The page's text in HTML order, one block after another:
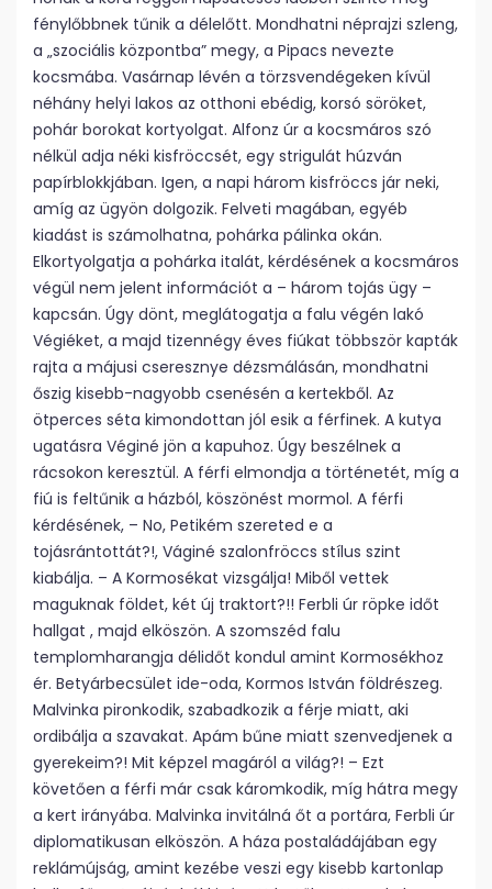
fénylőbbnek tűnik a délelőtt. Mondhatni néprajzi szleng,
a „szociális központba” megy, a Pipacs nevezte
kocsmába. Vasárnap lévén a törzsvendégeken kívül
néhány helyi lakos az otthoni ebédig, korsó söröket,
pohár borokat kortyolgat. Alfonz úr a kocsmáros szó
nélkül adja néki kisfröccsét, egy strigulát húzván
papírblokkjában. Igen, a napi három kisfröccs jár neki,
amíg az ügyön dolgozik. Felveti magában, egyéb
kiadást is számolhatna, pohárka pálinka okán.
Elkortyolgatja a pohárka italát, kérdésének a kocsmáros
végül nem jelent információt a – három tojás ügy –
kapcsán. Úgy dönt, meglátogatja a falu végén lakó
Végiéket, a majd tizennégy éves fiúkat többször kapták
rajta a májusi cseresznye dézsmálásán, mondhatni
őszig kisebb-nagyobb csenésén a kertekből. Az
ötperces séta kimondottan jól esik a férfinek. A kutya
ugatásra Véginé jön a kapuhoz. Úgy beszélnek a
rácsokon keresztül. A férfi elmondja a történetét, míg a
fiú is feltűnik a házból, köszönést mormol. A férfi
kérdésének, – No, Petikém szereted e a
tojásrántottát?!, Váginé szalonfröccs stílus szint
kiabálja. – A Kormosékat vizsgálja! Miből vettek
maguknak földet, két új traktort?!! Ferbli úr röpke időt
hallgat , majd elköszön. A szomszéd falu
templomharangja délidőt kondul amint Kormosékhoz
ér. Betyárbecsület ide-oda, Kormos István földrészeg.
Malvinka pironkodik, szabadkozik a férje miatt, aki
ordibálja a szavakat. Apám bűne miatt szenvedjenek a
gyerekeim?! Mit képzel magáról a világ?! – Ezt
követően a férfi már csak káromkodik, míg hátra megy
a kert irányába. Malvinka invitálná őt a portára, Ferbli úr
diplomatikusan elköszön. A háza postaládájában egy
reklámújság, amint kezébe veszi egy kisebb kartonlap